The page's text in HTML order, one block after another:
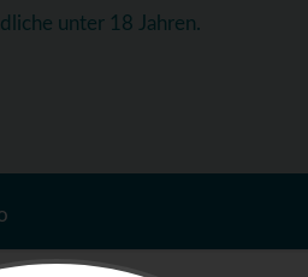
unter 18 Jahren.